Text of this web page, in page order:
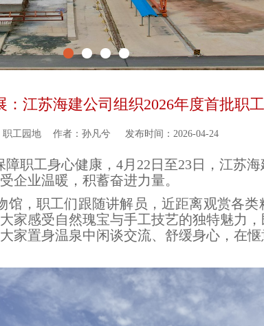
：江苏海建公司组织2026年度首批职
职工园地 作者：孙凡兮 发布时间：2026-04-24
职工身心健康，4月22日至23日，江苏
企业温暖，积蓄奋进力量。
，职工们跟随讲解员，近距离观赏各
家感受自然瑰宝与手工技艺的独特魅力
家置身温泉中闲谈交流、舒缓身心，在